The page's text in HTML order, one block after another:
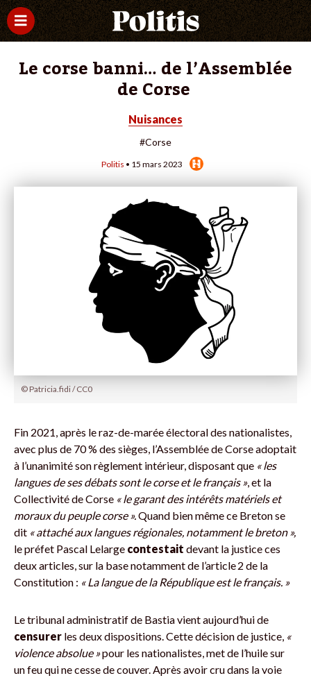
Le corse banni… de l’Assemblée
de Corse
Nuisances
#Corse
Politis • 15 mars 2023
© Patricia.fidi / CC0
Fin 2021, après le raz-de-marée électoral des nationalistes,
avec plus de 70 % des sièges, l’Assemblée de Corse adoptait
à l’unanimité son règlement intérieur, disposant que « les
langues de ses débats sont le corse et le français », et la
Collectivité de Corse « le garant des intérêts matériels et
moraux du peuple corse ». Quand bien même ce Breton se
dit « attaché aux langues régionales, notamment le breton »,
le préfet Pascal Lelarge contestait devant la justice ces
deux articles, sur la base notamment de l’article 2 de la
Constitution : « La langue de la République est le français. »
Le tribunal administratif de Bastia vient aujourd’hui de
censurer les deux dispositions. Cette décision de justice, «
violence absolue »pour les nationalistes, met de l’huile sur
un feu qui ne cesse de couver. Après avoir cru dans la voie